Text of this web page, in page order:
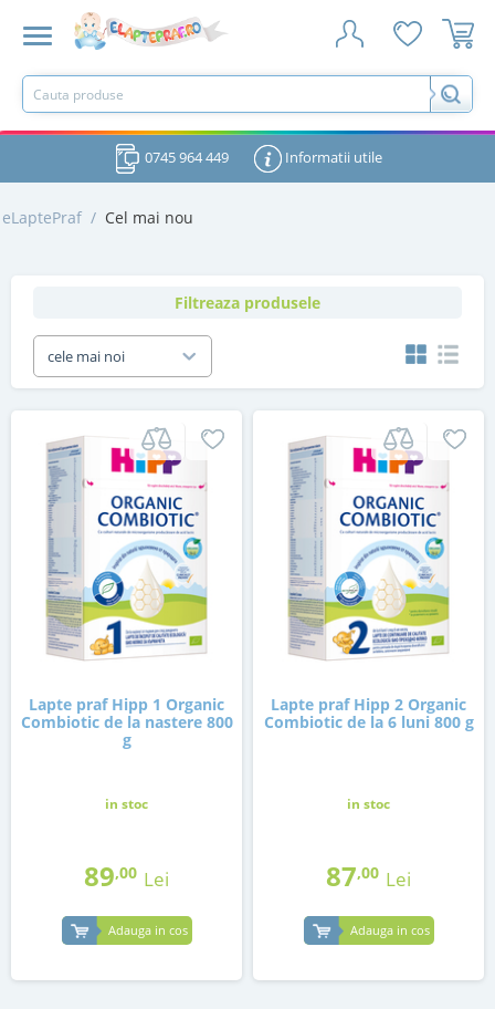
0745 964 449 Informatii utile
eLaptePraf / Cel mai nou
Filtreaza produsele
cele mai noi
Lapte praf Hipp 1 Organic
Combiotic de la nastere 800
g
in stoc
89,00 Lei
Adauga in cos
Lapte praf Hipp 2 Organic
Combiotic de la 6 luni 800 g
in stoc
87,00 Lei
Adauga in cos